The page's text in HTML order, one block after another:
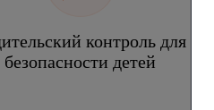
контроль для
безопасности детей